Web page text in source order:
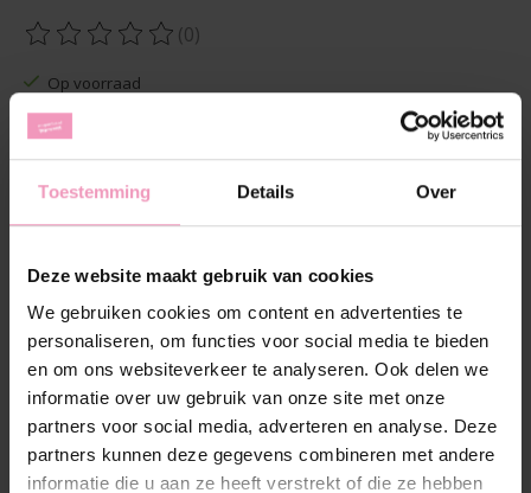
Toestemming Details Over
Deze website maakt gebruik van cookies
We gebruiken cookies om content en advertenties te
personaliseren, om functies voor social media te bieden
en om ons websiteverkeer te analyseren. Ook delen we
informatie over uw gebruik van onze site met onze
partners voor social media, adverteren en analyse. Deze
partners kunnen deze gegevens combineren met andere
informatie die u aan ze heeft verstrekt of die ze hebben
De beoordeling van dit product is
(0)
Op voorraad
Hoeveelheid:
Aan verlanglijst toevoegen
Plaats bestelling